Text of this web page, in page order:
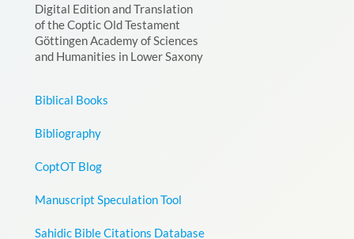
Digital Edition and Translation
of the Coptic Old Testament
Göttingen Academy of Sciences
and Humanities in Lower Saxony
Biblical Books
Bibliography
CoptOT Blog
Manuscript Speculation Tool
Sahidic Bible Citations Database